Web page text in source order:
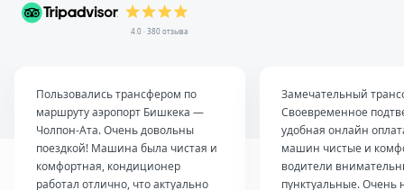
4.0 · 380 отзыва
Пользовались трансфером по
маршруту аэропорт Бишкека —
Чолпон-Ата. Очень довольны
поездкой! Машина была чистая и
комфортная, кондиционер
работал отлично, что актуально
Замечательный
Своевременное
удобная онлайн
машин чистые и
водители
пунктуальные. Очень